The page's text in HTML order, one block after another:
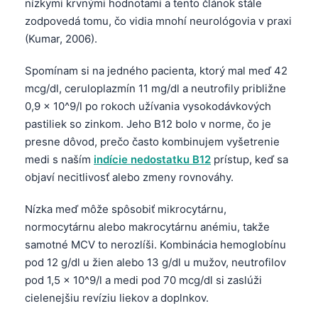
nízkymi krvnými hodnotami a tento článok stále
zodpovedá tomu, čo vidia mnohí neurológovia v praxi
(Kumar, 2006).
Spomínam si na jedného pacienta, ktorý mal meď 42
mcg/dl, ceruloplazmín 11 mg/dl a neutrofily približne
0,9 × 10^9/l po rokoch užívania vysokodávkových
pastiliek so zinkom. Jeho B12 bolo v norme, čo je
presne dôvod, prečo často kombinujem vyšetrenie
medi s naším indície nedostatku B12 prístup, keď sa
objaví necitlivosť alebo zmeny rovnováhy.
Nízka meď môže spôsobiť mikrocytárnu,
normocytárnu alebo makrocytárnu anémiu, takže
samotné MCV to nerozlíši. Kombinácia hemoglobínu
pod 12 g/dl u žien alebo 13 g/dl u mužov, neutrofilov
pod 1,5 × 10^9/l a medi pod 70 mcg/dl si zaslúži
cielenejšiu revíziu liekov a doplnkov.